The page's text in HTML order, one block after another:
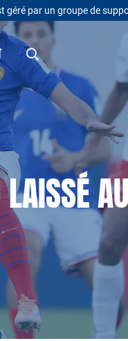
géré par un groupe de